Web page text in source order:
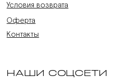
НАШИ СОЦСЕТИ
Условия возврата
Оферта
Контакты